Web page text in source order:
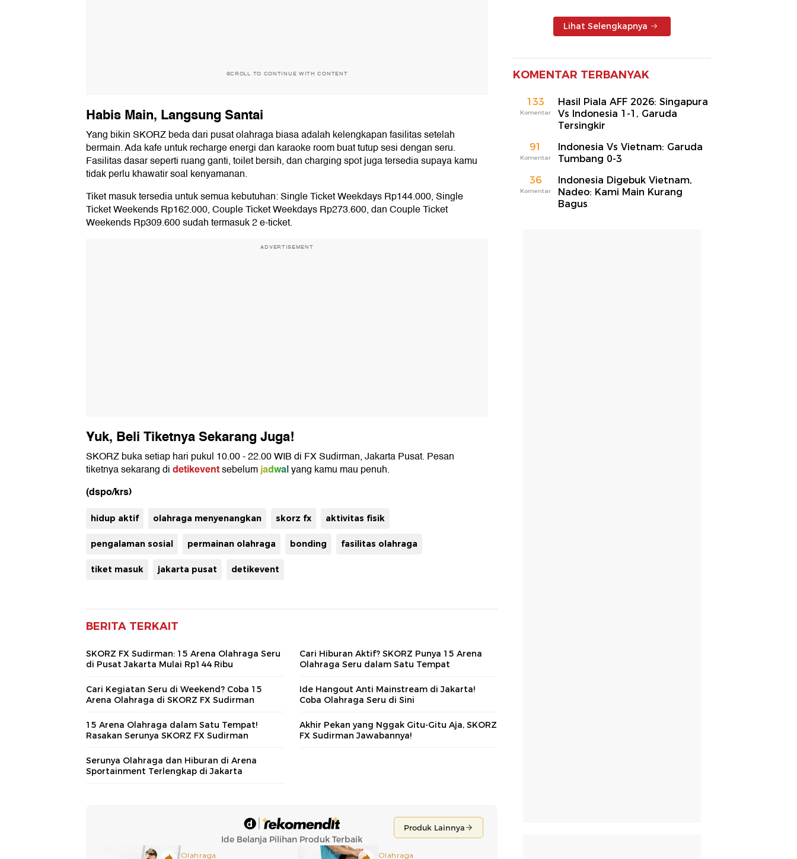
SCROLL TO CONTINUE WITH CONTENT
Habis Main, Langsung Santai
Yang bikin SKORZ beda dari pusat olahraga biasa adalah kelengkapan fasilitas setelah
bermain. Ada kafe untuk recharge energi dan karaoke room buat tutup sesi dengan seru.
Fasilitas dasar seperti ruang ganti, toilet bersih, dan charging spot juga tersedia supaya kamu
tidak perlu khawatir soal kenyamanan.
Tiket masuk tersedia untuk semua kebutuhan: Single Ticket Weekdays Rp144.000, Single
Ticket Weekends Rp162.000, Couple Ticket Weekdays Rp273.600, dan Couple Ticket
Weekends Rp309.600 sudah termasuk 2 e-ticket.
ADVERTISEMENT
Yuk, Beli Tiketnya Sekarang Juga!
SKORZ buka setiap hari pukul 10.00 - 22.00 WIB di FX Sudirman, Jakarta Pusat. Pesan
tiketnya sekarang didetikeventsebelumjadwalyang kamu mau penuh.
(dspo/krs)
hidup aktif olahraga menyenangkan skorz fx aktivitas fisik
pengalaman sosial permainan olahraga bonding fasilitas olahraga
tiket masuk jakarta pusat detikevent
BERITA TERKAIT
SKORZ FX Sudirman: 15 Arena Olahraga Seru
di Pusat Jakarta Mulai Rp144 Ribu
Cari Hiburan Aktif? SKORZ Punya 15 Arena
Olahraga Seru dalam Satu Tempat
Cari Kegiatan Seru di Weekend? Coba 15
Arena Olahraga di SKORZ FX Sudirman
Ide Hangout Anti Mainstream di Jakarta!
Coba Olahraga Seru di Sini
15 Arena Olahraga dalam Satu Tempat!
Rasakan Serunya SKORZ FX Sudirman
Akhir Pekan yang Nggak Gitu-Gitu Aja, SKORZ
FX Sudirman Jawabannya!
Serunya Olahraga dan Hiburan di Arena
Sportainment Terlengkap di Jakarta
Lihat Selengkapnya
KOMENTAR TERBANYAK
133
Komentar
Hasil Piala AFF 2026: Singapura
Vs Indonesia 1-1, Garuda
Tersingkir
91
Komentar
Indonesia Vs Vietnam: Garuda
Tumbang 0-3
36
Komentar
Indonesia Digebuk Vietnam,
Nadeo: Kami Main Kurang
Bagus